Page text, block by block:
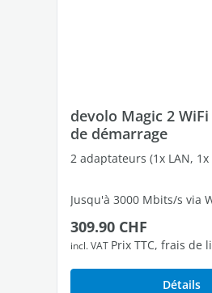
devolo Magic 2
de démarrage
2 adaptateurs (1x LAN, 1x
Jusqu'à 3000 Mbits/s via
2 ports Ethernet Gigabit
Prix régulier :
309.90 CHF
incl. VAT Prix TTC, frais de
Détails